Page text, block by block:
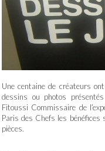
Une centaine de créateurs
dessins ou photos
Fitoussi Commissaire de
Paris des Chefs les bénéfices
pièces.